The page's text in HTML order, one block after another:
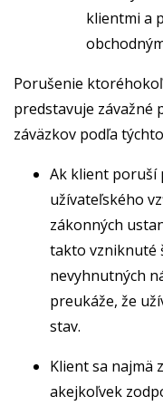
klientmi a
Porušenie
predstavuje závažné
záväzkov podľa
Ak klient poruší
užívateľského
zákonných
takto vzniknuté
nevyhnutných
preukáže, že
stav.
Klient sa najmä
akejkoľvek